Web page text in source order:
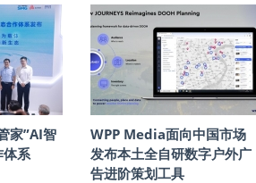
家”AI智
体系
WPP Media面向中国市场
发布本土全自研数字户外广
告进阶策划工具